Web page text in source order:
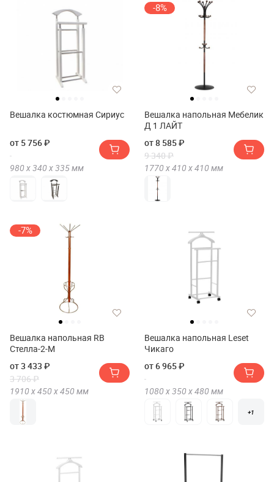
Вешалка костюмная Сириус
от 5 756 ₽
980 х340 х335мм
-8%
Вешалка напольная Мебелик
Д 1 ЛАЙТ
от 8 585 ₽
9 340 ₽
1770 х410 х410 мм
-7%
Вешалка напольная RB
Стелла-2-М
от 3 433 ₽
3 706 ₽
1910 х450 х450 мм
Вешалка напольная Leset
Чикаго
от 6 965 ₽
1080 х350 х480 мм
+1